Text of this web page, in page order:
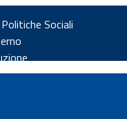
Sociali